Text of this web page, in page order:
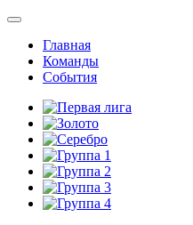
Главная
Команды
События